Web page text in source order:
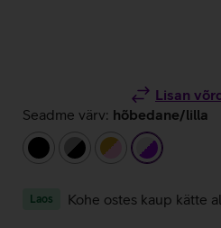
Lisan
Seadme värv: hõbedane/lilla
musthall/mustkuldne/heleroosa
hõbedane/
Laos Kohe ostes kaup kätte